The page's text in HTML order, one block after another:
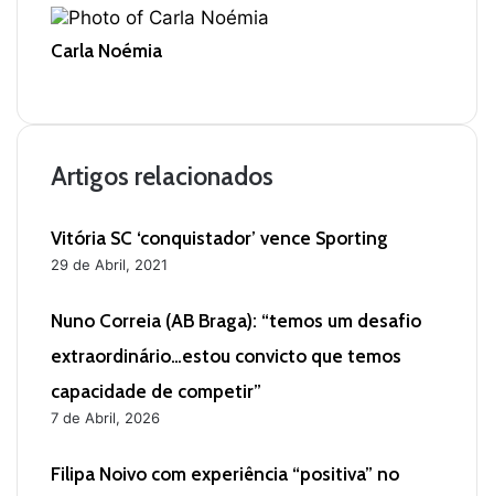
Carla Noémia
b
i
t
Artigos relacionados
Vitória SC ‘conquistador’ vence Sporting
29 de Abril, 2021
Nuno Correia (AB Braga): “temos um desafio
extraordinário…estou convicto que temos
capacidade de competir”
7 de Abril, 2026
Filipa Noivo com experiência “positiva” no